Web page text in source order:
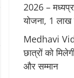
2026 –
योजना, 1 लाख
Medhavi
छात्रों को
और सम्मान